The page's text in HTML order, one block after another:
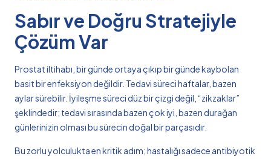
Sabır ve Doğru Stratejiyle
Çözüm Var
Prostat iltihabı, bir günde ortaya çıkıp bir günde kaybolan
basit bir enfeksiyon değildir. Tedavi süreci haftalar, bazen
aylar sürebilir. İyileşme süreci düz bir çizgi değil, “zikzaklar”
şeklindedir; tedavi sırasında bazen çok iyi, bazen durağan
günlerinizin olması bu sürecin doğal bir parçasıdır.
Bu zorlu yolculukta en kritik adım; hastalığı sadece antibiyotik